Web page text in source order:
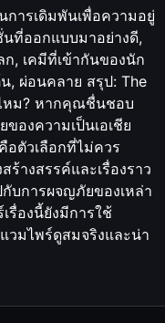
การเดิมพันเพื่อความอยู่
ที่ออกแบบมาอย่างดี,
, เคมีที่เข้ากันของนัก
, ผ่อนคลาย สรุป: The
หม? หากคุณชื่นชอบ
งความเป็นเอเชีย
ตัวเลือกที่ไม่ควร
างสรรค์และเรื่องราว
บการผจญภัยของเหล่า
รื่องนี้ยังมีการใช้
วมไพร์ดูสมจริงและน่า